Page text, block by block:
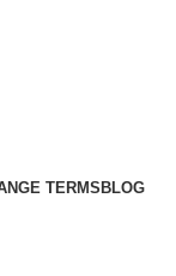
TERMSBLOG